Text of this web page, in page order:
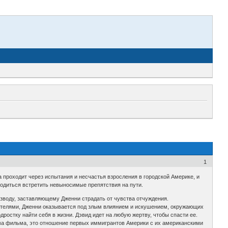
1
через испытания и несчастья взросления в городской Америке, и
встретить невыносимые препятствия на пути.
заставляющему Дженни страдать от чувства отчуждения.
Дженни оказывается под злым влиянием и искушением, окружающих
найти себя в жизни. Дэвид идет на любую жертву, чтобы спасти ее.
фильма, это отношение первых иммигрантов Америки с их американскими